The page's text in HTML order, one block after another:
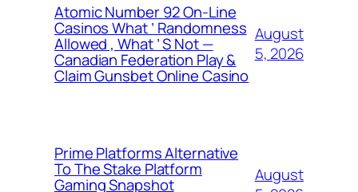
Atomic Number 92 On-Line
Casinos What ’ Randomness
Allowed , What ’ S Not —
Canadian Federation Play &
Claim Gunsbet Online Casino
August
5, 2026
Prime Platforms Alternative
To The Stake Platform
Gaming Snapshot
August